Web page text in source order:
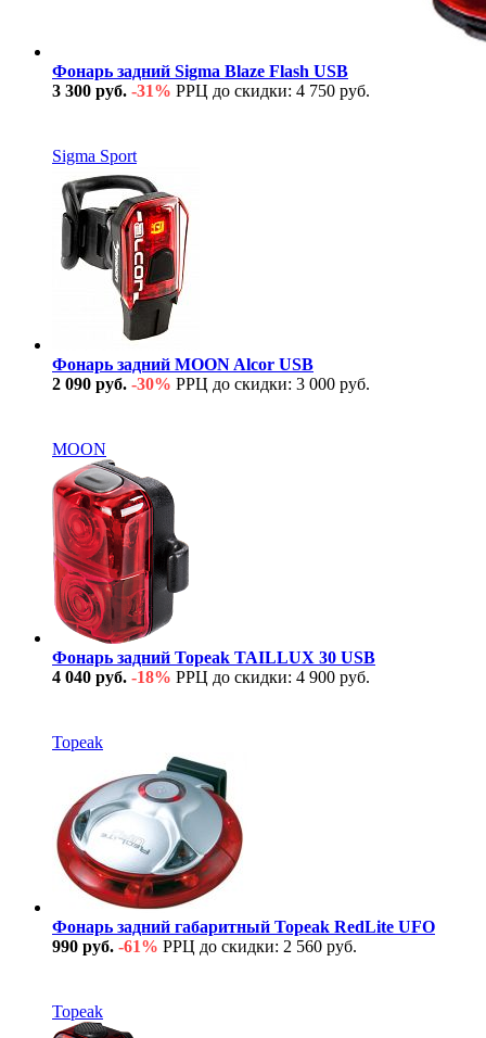
Фонарь задний Sigma Blaze Flash USB
3 300 руб. -31% РРЦ до скидки: 4 750 руб.
Sigma Sport
Фонарь задний MOON Alcor USB
2 090 руб. -30% РРЦ до скидки: 3 000 руб.
MOON
Фонарь задний Topeak TAILLUX 30 USB
4 040 руб. -18% РРЦ до скидки: 4 900 руб.
Topeak
Фонарь задний габаритный Topeak RedLite UFO
990 руб. -61% РРЦ до скидки: 2 560 руб.
Topeak